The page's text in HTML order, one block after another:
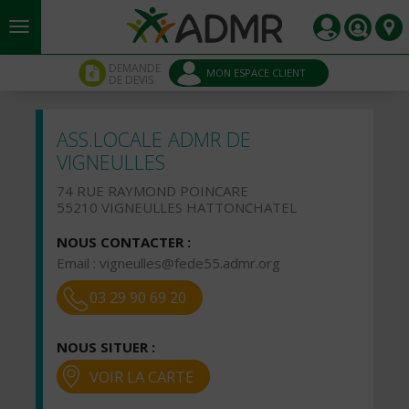
Aller au contenu principal
DEMANDE
DE DEVIS MON ESPACE CLIENT
ASS.LOCALE ADMR DE
VIGNEULLES
74 RUE RAYMOND POINCARE
55210 VIGNEULLES HATTONCHATEL
NOUS CONTACTER :
Email : vigneulles@fede55.admr.org
03 29 90 69 20
NOUS SITUER :
VOIR LA CARTE
Panneau de gestion des cookies